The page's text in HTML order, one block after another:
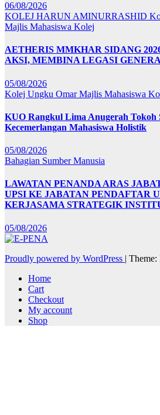
06/08/2026
KOLEJ HARUN AMINURRASHID
Majlis Mahasiswa Kolej
AETHERIS MMKHAR SIDANG
AKSI, MEMBINA LEGASI
05/08/2026
Kolej Ungku OmarMajlis Mahasiswa
KUO Rangkul Lima Anugerah Tokoh
Kecemerlangan Mahasiswa Holistik
05/08/2026
Bahagian Sumber Manusia
LAWATAN PENANDA ARAS
UPSI KE JABATAN PENDAFTAR
KERJASAMA STRATEGIK
05/08/2026
Proudly powered by WordPress | Theme:
Home
Cart
Checkout
My account
Shop